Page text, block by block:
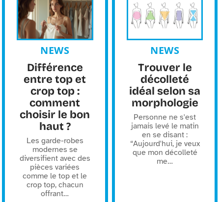
NEWS
Différence
entre top et
crop top :
comment
choisir le bon
haut ?
Les garde-robes
modernes se
diversifient avec des
pièces variées
comme le top et le
crop top, chacun
offrant…
NEWS
Trouver le
décolleté
idéal selon sa
morphologie
Personne ne s'est
jamais levé le matin
en se disant :
“Aujourd'hui, je veux
que mon décolleté
me…